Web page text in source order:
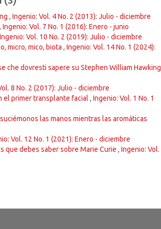
, Ingenio: Vol. 4 No. 2 (2013): Julio - diciembre
, Ingenio: Vol. 7 No. 1 (2016): Enero - junio
Ingenio: Vol. 10 No. 2 (2019): Julio - diciembre
micro, mico, biota , Ingenio: Vol. 14 No. 1 (2024):
che dovresti sapere su Stephen William Hawking
8 No. 2 (2017): Julio - diciembre
el primer transplante facial , Ingenio: Vol. 1 No. 1
las manos mientras las aromáticas
Vol. 12 No. 1 (2021): Enero - diciembre
que debes saber sobre Marie Curie , Ingenio: Vol.